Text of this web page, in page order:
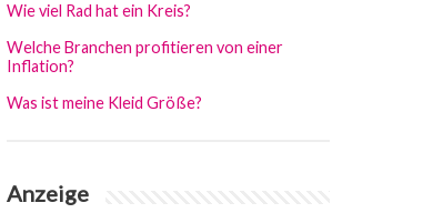
Wie viel Rad hat ein Kreis?
Welche Branchen profitieren von einer
Inflation?
Was ist meine Kleid Größe?
Anzeige